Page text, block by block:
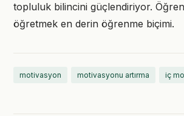
topluluk bilincini güçlendiriyor.
öğretmek en derin öğrenme biçimi.
motivasyon motivasyonu artırma iç